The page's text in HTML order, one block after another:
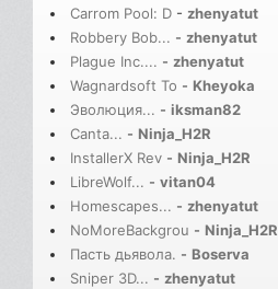
Carrom Pool: D - zhenyatut
Robbery Bob... - zhenyatut
Plague Inc.... - zhenyatut
Wagnardsoft To - Kheyoka
Эволюция... - iksman82
Canta... - Ninja_H2R
InstallerX Rev - Ninja_H2R
LibreWolf... - vitan04
Homescapes... - zhenyatut
NoMoreBackgrou - Ninja_H2R
Пасть дьявола. - Boserva
Sniper 3D... - zhenyatut